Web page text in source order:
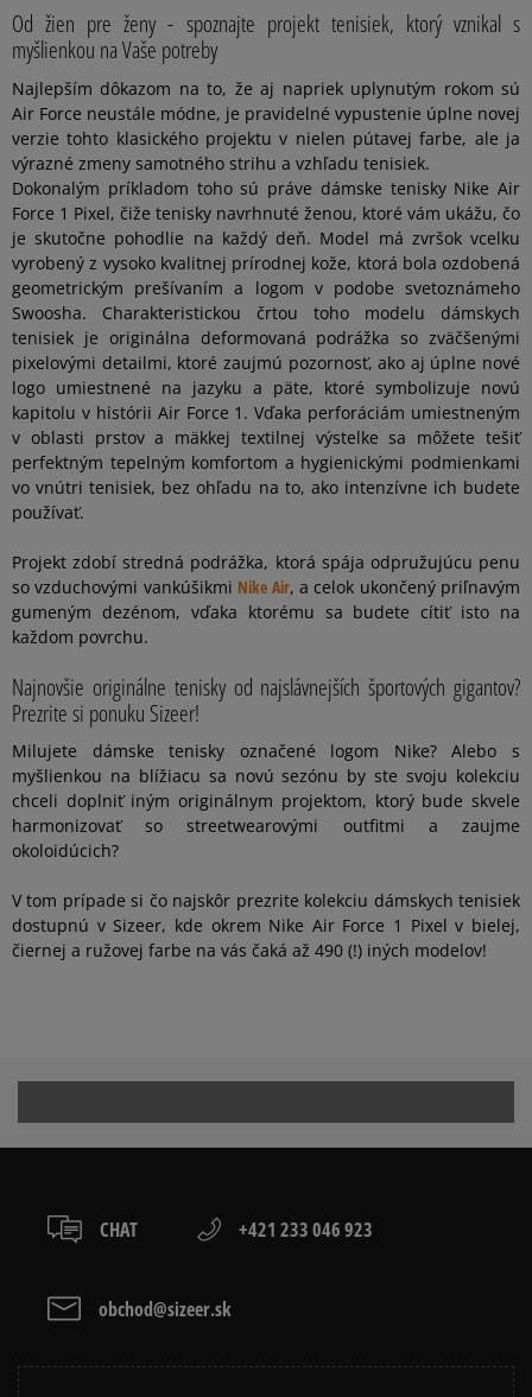
Od žien pre ženy - spoznajte projekt tenisiek, ktorý vznikal s
myšlienkou na Vaše potreby
Najlepším dôkazom na to, že aj napriek uplynutým rokom sú
Air Force neustále módne, je pravidelné vypustenie úplne novej
verzie tohto klasického projektu v nielen pútavej farbe, ale ja
výrazné zmeny samotného strihu a vzhľadu tenisiek.
Dokonalým príkladom toho sú práve dámske tenisky Nike Air
Force 1 Pixel, čiže tenisky navrhnuté ženou, ktoré vám ukážu, čo
je skutočne pohodlie na každý deň. Model má zvršok vcelku
vyrobený z vysoko kvalitnej prírodnej kože, ktorá bola ozdobená
geometrickým prešívaním a logom v podobe svetoznámeho
Swoosha. Charakteristickou črtou toho modelu dámskych
tenisiek je originálna deformovaná podrážka so zväčšenými
pixelovými detailmi, ktoré zaujmú pozornosť, ako aj úplne nové
logo umiestnené na jazyku a päte, ktoré symbolizuje novú
kapitolu v histórii Air Force 1. Vďaka perforáciám umiestneným
v oblasti prstov a mäkkej textilnej výstelke sa môžete tešiť
perfektným tepelným komfortom a hygienickými podmienkami
vo vnútri tenisiek, bez ohľadu na to, ako intenzívne ich budete
používať.
Projekt zdobí stredná podrážka, ktorá spája odpružujúcu penu
so vzduchovými vankúšikmi Nike Air, a celok ukončený priľnavým
gumeným dezénom, vďaka ktorému sa budete cítiť isto na
každom povrchu.
Najnovšie originálne tenisky od najslávnejších športových gigantov?
Prezrite si ponuku Sizeer!
Milujete dámske tenisky označené logom Nike? Alebo s
myšlienkou na blížiacu sa novú sezónu by ste svoju kolekciu
chceli doplniť iným originálnym projektom, ktorý bude skvele
harmonizovať so streetwearovými outfitmi a zaujme
okoloidúcich?
V tom prípade si čo najskôr prezrite kolekciu dámskych tenisiek
dostupnú v Sizeer, kde okrem Nike Air Force 1 Pixel v bielej,
čiernej a ružovej farbe na vás čaká až 490 (!) iných modelov!
CHAT +421 233 046 923
obchod@sizeer.sk